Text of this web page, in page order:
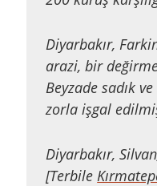
Diyarbakır,
arazi, bir
Beyzade sadık
zorla işgal
Diyarbakır,
[Terbile